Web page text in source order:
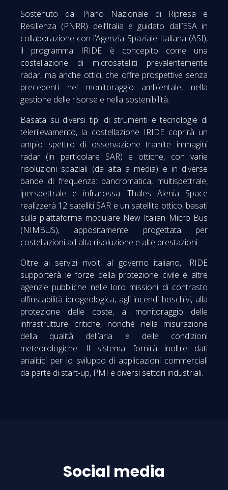
Sostenuto dal Piano Nazionale di Ripresa e
Resilienza (PNRR) dell’Italia e guidato dall’ESA in
collaborazione con l’Agenzia Spaziale Italiana (ASI),
il programma IRIDE è concepito come una
costellazione di microsatelliti prevalentemente
radar, ma anche ottici, che offre prospettive senza
precedenti nel monitoraggio ambientale, nella
gestione delle risorse e nella sostenibilità.
Basata su diversi tipi di strumenti e tecnologie di
telerilevamento, la costellazione IRIDE coprirà un
ampio spettro di osservazione tramite immagini
radar (in particolare SAR) e ottiche, con varie
risoluzioni spaziali (da alta a media) e in diverse
bande di frequenza: pancromatica, multispettrale,
iperspettrale e infrarossa. Thales Alenia Space
realizzerà 12 satelliti SAR e un satellite ottico, basati
sulla piattaforma modulare New Italian Micro Bus
(NIMBUS), appositamente progettata per
costellazioni ad alta risoluzione e alte prestazioni.
Oltre ai servizi rivolti al governo italiano, IRIDE
supporterà le forze della protezione civile e altre
agenzie pubbliche nelle loro missioni di contrasto
all’instabilità idrogeologica, agli incendi boschivi, alla
protezione delle coste, al monitoraggio delle
infrastrutture critiche, nonché nella misurazione
della qualità dell’aria e delle condizioni
meteorologiche. Il sistema fornirà inoltre dati
analitici per lo sviluppo di applicazioni commerciali
da parte di start-up, PMI e diversi settori industriali.
Social media